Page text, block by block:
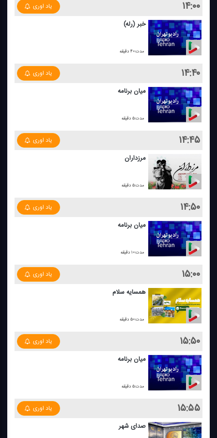
۱۴:۰۰ یاد اوری
خبر (رله)
مدت:۴۰ دقیقه
۱۴:۴۰ یاد اوری
میان برنامه
مدت:۵ دقیقه
۱۴:۴۵ یاد اوری
مرزداران
مدت:۵ دقیقه
۱۴:۵۰ یاد اوری
میان برنامه
مدت:۱۰ دقیقه
۱۵:۰۰ یاد اوری
همسایه سلام
مدت:۵۰ دقیقه
۱۵:۵۰ یاد اوری
میان برنامه
مدت:۵ دقیقه
۱۵:۵۵ یاد اوری
صدای شهر